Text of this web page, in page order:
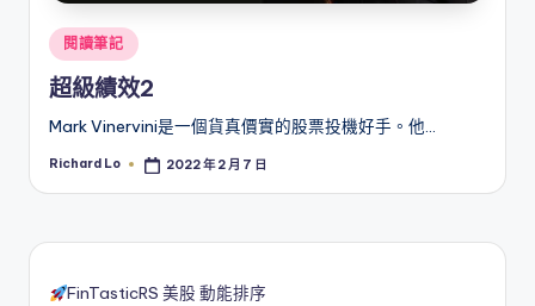
Posted
in
閱讀筆記
超級績效2
Mark Vinervini是一個貨真價實的股票投機好手。他…
Posted
Richard Lo 2022 年 2 月 7 日
FinTasticRS 美股 動能排序